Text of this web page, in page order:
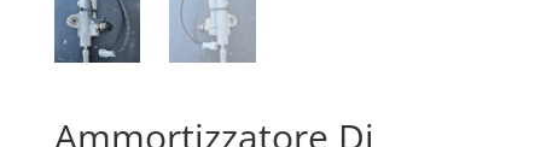
Ammortizzatore Di